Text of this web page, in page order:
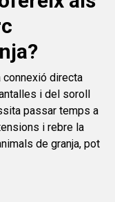
connexió directa
i del soroll
passar temps a
i rebre la
de granja, pot